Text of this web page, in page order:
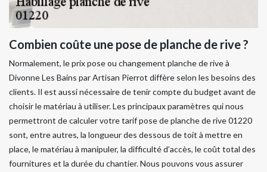
Combien coûte une pose de planche de rive ?
Normalement, le prix pose ou changement planche de rive à
Divonne Les Bains par Artisan Pierrot diffère selon les besoins des
clients. Il est aussi nécessaire de tenir compte du budget avant de
choisir le matériau à utiliser. Les principaux paramètres qui nous
permettront de calculer votre tarif pose de planche de rive 01220
sont, entre autres, la longueur des dessous de toit à mettre en
place, le matériau à manipuler, la difficulté d’accès, le coût total des
fournitures et la durée du chantier. Nous pouvons vous assurer